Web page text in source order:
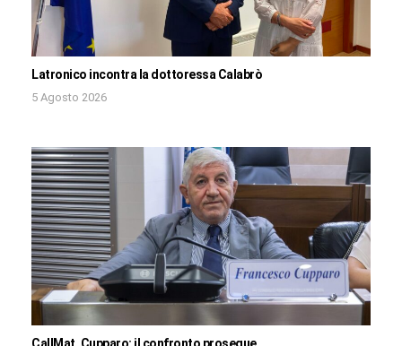
Latronico incontra la dottoressa Calabrò
5 Agosto 2026